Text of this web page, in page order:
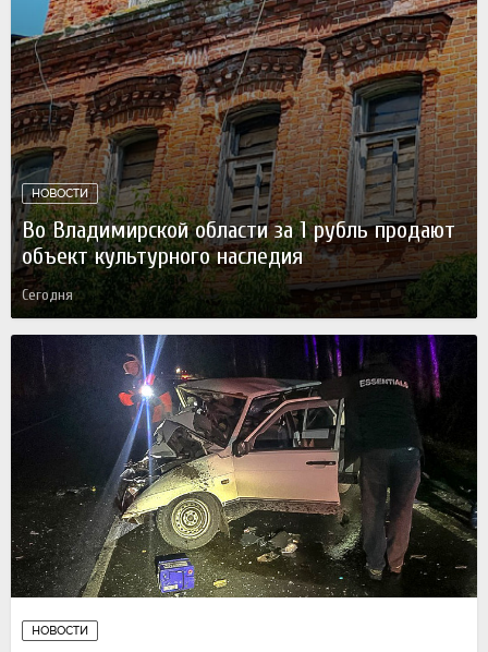
НОВОСТИ
Во Владимирской области за 1 рубль продают
объект культурного наследия
Сегодня
НОВОСТИ